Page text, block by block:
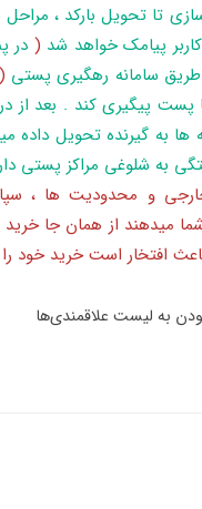
کاربر پیامک خواهد شد ( در
طریق سامانه رهگیری پستی (
ها به گیرنده تحویل داده
به شلوغی مراکز پستی
و محدودیت ها ،
میدهند از همان جا
افتخار است خرید خود را